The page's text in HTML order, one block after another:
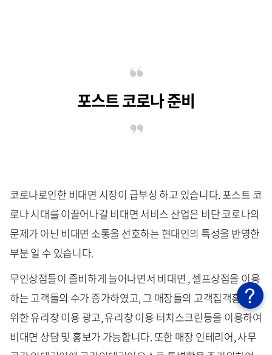
포스트 코로나 준비
코로나로인한 비대면 시장이 급부상 하고 있습니다. 포스트 코
로나 시대를 이끌어나갈 비대면 서비스 산업은 비단 코로나의
문제가 아닌 비대면 소통을 선호하는 현대인의 특성을 반영한
부분 일 수 있습니다.
무인상점들이 즐비하게 늘어나면서 비대면 , 셀프상점을 이용
하는 고객들의 수가 증가하였고, 그 매장들의 고객집객홍보를
위한 유리창 이용 광고, 유리창 이용 터치스크린등을 이용하여
비대면 상담 및 홍보가 가능합니다. 또한 매장 인테리어, 사무